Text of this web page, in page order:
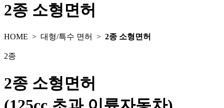
2종 소형면허
HOME > 대형/특수 면허 > 2종 소형면허
2종
2종 소형면허